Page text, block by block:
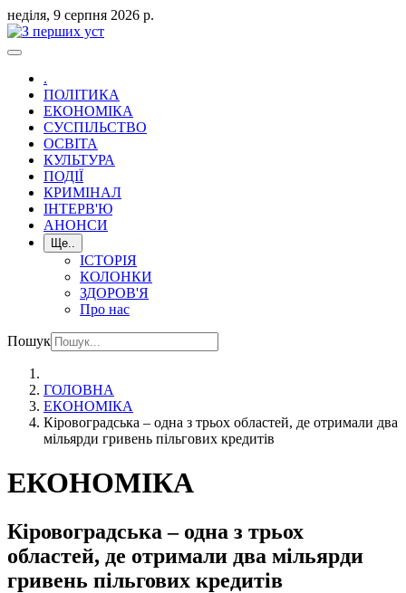
неділя, 9 серпня 2026 р.
.
ПОЛІТИКА
ЕКОНОМІКА
СУСПІЛЬСТВО
ОСВІТА
КУЛЬТУРА
ПОДІЇ
КРИМІНАЛ
ІНТЕРВ'Ю
АНОНСИ
Ще..
ІСТОРІЯ
КОЛОНКИ
ЗДОРОВ'Я
Про нас
Пошук
ГОЛОВНА
ЕКОНОМІКА
Кіровоградська – одна з трьох областей, де отримали два
мільярди гривень пільгових кредитів
ЕКОНОМІКА
Кіровоградська – одна з трьох
областей, де отримали два мільярди
гривень пільгових кредитів